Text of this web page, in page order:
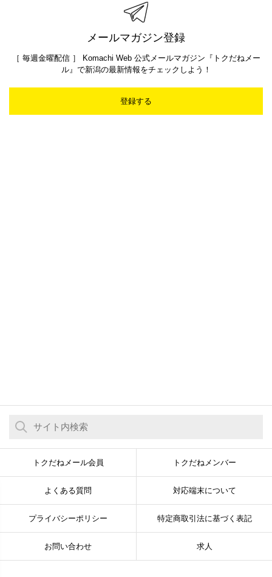
メールマガジン登録
［ 毎週金曜配信 ］ Komachi Web 公式メールマガジン『トクだねメー
ル』で新潟の最新情報をチェックしよう！
登録する
トクだねメール会員 トクだねメンバー
よくある質問 対応端末について
プライバシーポリシー 特定商取引法に基づく表記
お問い合わせ 求人